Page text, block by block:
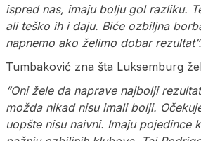
ispred nas, imaju bolju gol razliku.
ali teško ih i daju. Biće ozbiljna
napnemo ako želimo dobar rezultat”.
Tumbaković zna šta Luksemburg
“Oni žele da naprave najbolji
možda nikad nisu imali bolji.
uopšte nisu naivni. Imaju pojedince